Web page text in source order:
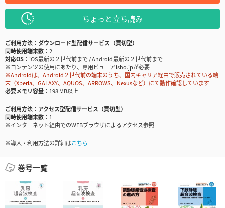
ちょっと立ち読み
ご利用方法
ダウンロード型配信サービス（買切型）
同時使用端末数
2
対応OS
iOS最新の２世代前まで / Android最新の２世代前まで
※コンテンツの使用にあたり、専用ビューアisho.jpが必要
※Androidは、Android２世代前の端末のうち、国内キャリア経由で販売されている端
末（Xperia、GALAXY、AQUOS、ARROWS、Nexusなど）にて動作確認しています
必要メモリ容量
198 MB以上
ご利用方法
アクセス型配信サービス（買切型）
同時使用端末数
1
※インターネット経由でのWEBブラウザによるアクセス参照
※導入・利用方法の詳細はこちら
巻号一覧